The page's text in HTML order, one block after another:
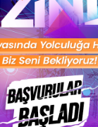
Danışmanlığı
/ 2027 tarihleri arasında
ve 16998526 sayılı karar
için tıklayın. 4904
ve menfaat temin
0 212 249 29 87 |